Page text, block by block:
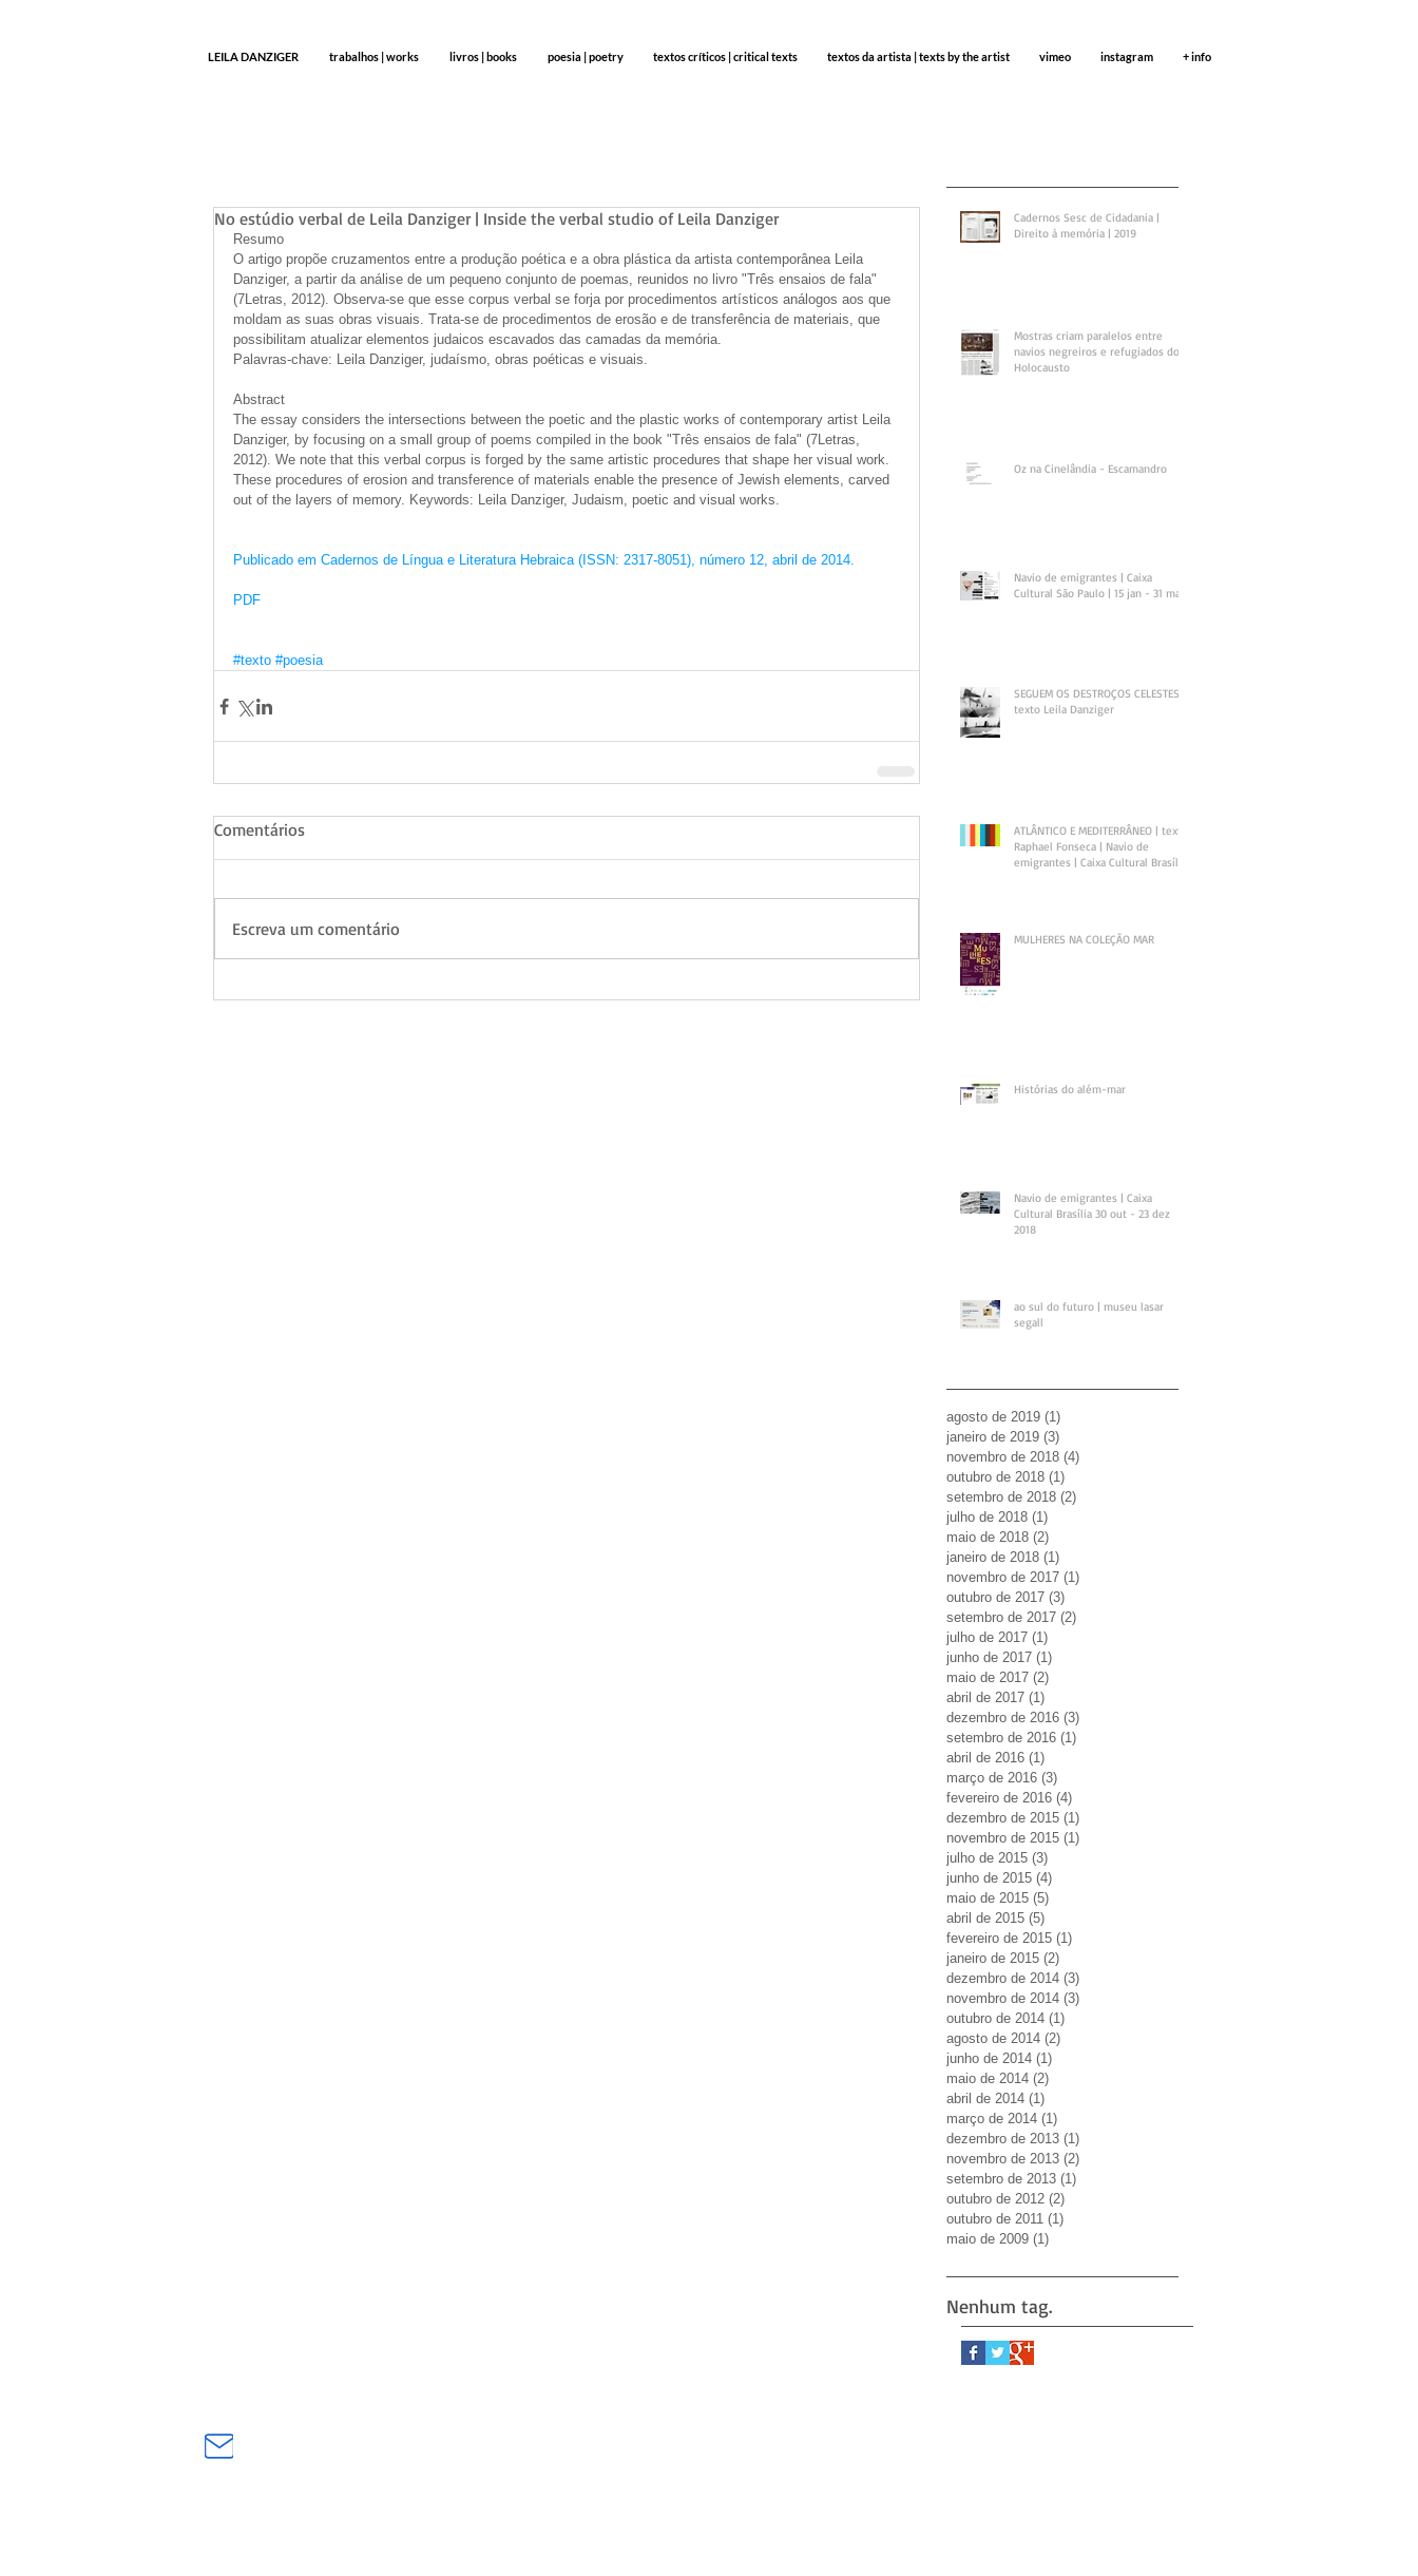
LEILA DANZIGER trabalhos | works livros | books poesia | poetry textos críticos | critical texts textos da artista | texts by the artist vimeo instagram + info
No estúdio verbal de Leila Danziger | Inside the verbal studio of Leila Danziger
Resumo
O artigo propõe cruzamentos entre a produção poética e a obra plástica da artista contemporânea Leila
Danziger, a partir da análise de um pequeno conjunto de poemas, reunidos no livro "Três ensaios de fala"
(7Letras, 2012). Observa-se que esse corpus verbal se forja por procedimentos artísticos análogos aos que
moldam as suas obras visuais. Trata-se de procedimentos de erosão e de transferência de materiais, que
possibilitam atualizar elementos judaicos escavados das camadas da memória.
Palavras-chave: Leila Danziger, judaísmo, obras poéticas e visuais.
Abstract
The essay considers the intersections between the poetic and the plastic works of contemporary artist Leila
Danziger, by focusing on a small group of poems compiled in the book "Três ensaios de fala" (7Letras,
2012). We note that this verbal corpus is forged by the same artistic procedures that shape her visual work.
These procedures of erosion and transference of materials enable the presence of Jewish elements, carved
out of the layers of memory. Keywords: Leila Danziger, Judaism, poetic and visual works.
Publicado em Cadernos de Língua e Literatura Hebraica (ISSN: 2317-8051), número 12, abril de 2014.
PDF
#texto #poesia
Comentários
Escreva um comentário
Cadernos Sesc de Cidadania |
Direito à memória | 2019
Mostras criam paralelos entre
navios negreiros e refugiados do
Holocausto
Oz na Cinelândia - Escamandro
Navio de emigrantes | Caixa
Cultural São Paulo | 15 jan - 31 mar
SEGUEM OS DESTROÇOS CELESTES |
texto Leila Danziger
ATLÂNTICO E MEDITERRÂNEO | texto
Raphael Fonseca | Navio de
emigrantes | Caixa Cultural Brasília
MULHERES NA COLEÇÃO MAR
Histórias do além-mar
Navio de emigrantes | Caixa
Cultural Brasília 30 out - 23 dez
2018
ao sul do futuro | museu lasar
segall
agosto de 2019 (1)
janeiro de 2019 (3)
novembro de 2018 (4)
outubro de 2018 (1)
setembro de 2018 (2)
julho de 2018 (1)
maio de 2018 (2)
janeiro de 2018 (1)
novembro de 2017 (1)
outubro de 2017 (3)
setembro de 2017 (2)
julho de 2017 (1)
junho de 2017 (1)
maio de 2017 (2)
abril de 2017 (1)
dezembro de 2016 (3)
setembro de 2016 (1)
abril de 2016 (1)
março de 2016 (3)
fevereiro de 2016 (4)
dezembro de 2015 (1)
novembro de 2015 (1)
julho de 2015 (3)
junho de 2015 (4)
maio de 2015 (5)
abril de 2015 (5)
fevereiro de 2015 (1)
janeiro de 2015 (2)
dezembro de 2014 (3)
novembro de 2014 (3)
outubro de 2014 (1)
agosto de 2014 (2)
junho de 2014 (1)
maio de 2014 (2)
abril de 2014 (1)
março de 2014 (1)
dezembro de 2013 (1)
novembro de 2013 (2)
setembro de 2013 (1)
outubro de 2012 (2)
outubro de 2011 (1)
maio de 2009 (1)
Nenhum tag.